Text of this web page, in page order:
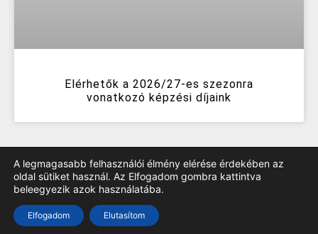
Elérhetők a 2026/27-es szezonra
vonatkozó képzési díjaink
A legmagasabb felhasználói élmény elérése érdekében az
oldal sütiket használ. Az Elfogadom gombra kattintva
beleegyezik azok használatába.
Elfogadom Elutasítom